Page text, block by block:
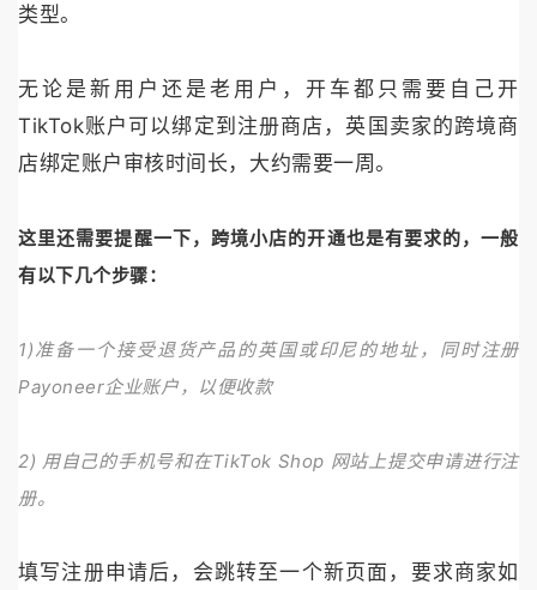
类型。
无论是新用户还是老用户，开车都只需要自己开
TikTok账户可以绑定到注册商店，英国卖家的跨境商
店绑定账户审核时间长，大约需要一周。
这里还需要提醒一下，跨境小店的开通也是有要求的，一般
有以下几个步骤：
1)准备一个接受退货产品的英国或印尼的地址，同时注册
Payoneer企业账户，以便收款
2) 用自己的手机号和在TikTok Shop 网站上提交申请进行注
册。
填写注册申请后，会跳转至一个新页面，要求商家如